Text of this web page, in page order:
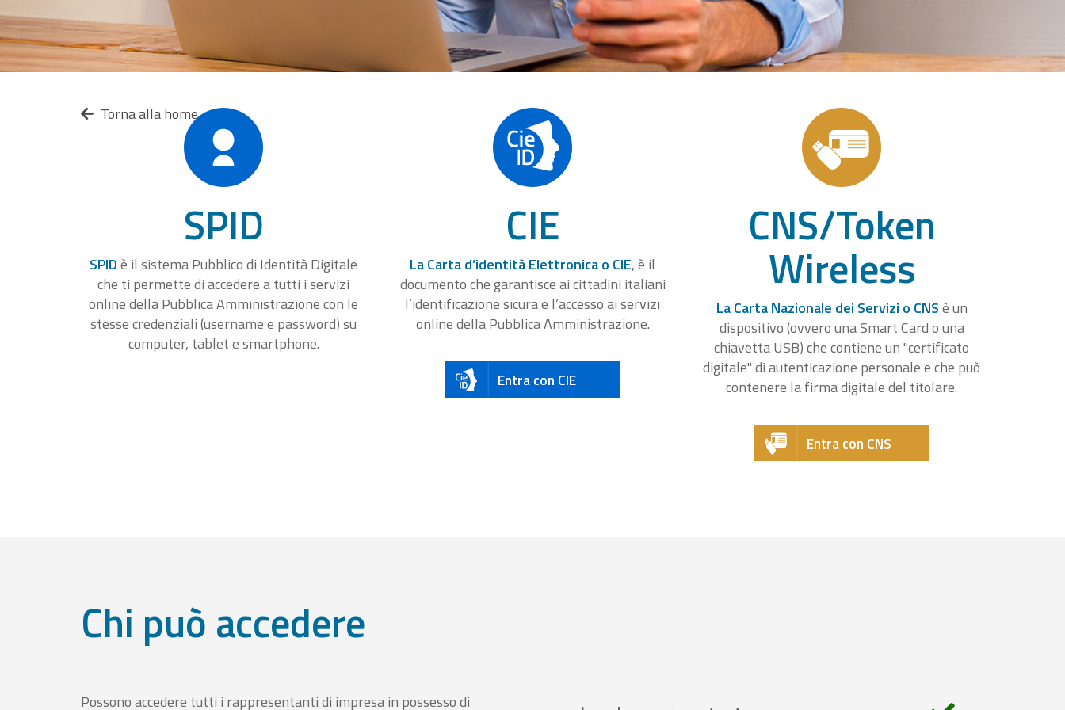
Torna alla home
SPID
SPIDè il sistema Pubblico di Identità Digitale
che ti permette di accedere a tutti i servizi
online della Pubblica Amministrazione con le
stesse credenziali (username e password) su
computer, tablet e smartphone.
CIE
La Carta d’identità Elettronica o CIE, è il
documento che garantisce ai cittadini italiani
l’identificazione sicura e l’accesso ai servizi
online della Pubblica Amministrazione.
Entra con CIE
CNS/Token
Wireless
La Carta Nazionale dei Servizi o CNSè un
dispositivo (ovvero una Smart Card o una
chiavetta USB) che contiene un "certificato
digitale" di autenticazione personale e che può
contenere la firma digitale del titolare.
Entra con CNS
Chi può accedere
Possono accedere tutti i rappresentanti di impresa in possesso di